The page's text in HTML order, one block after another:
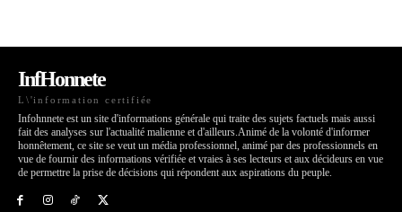
InfHonnete
L\'information certifiée
Infohnnete est un site d'informations générale qui traite des sujets factuels mais aussi
fait des analyses sur l'actualité malienne et d'ailleurs.Animé de la volonté d'informer
honnêtement, ce site se veut un média professionnel, animé par des professionnels en
vue de fournir des informations vérifiée et vraies à ses lecteurs et aux décideurs en vue
de permettre la prise de décisions qui répondent aux aspirations du peuple.